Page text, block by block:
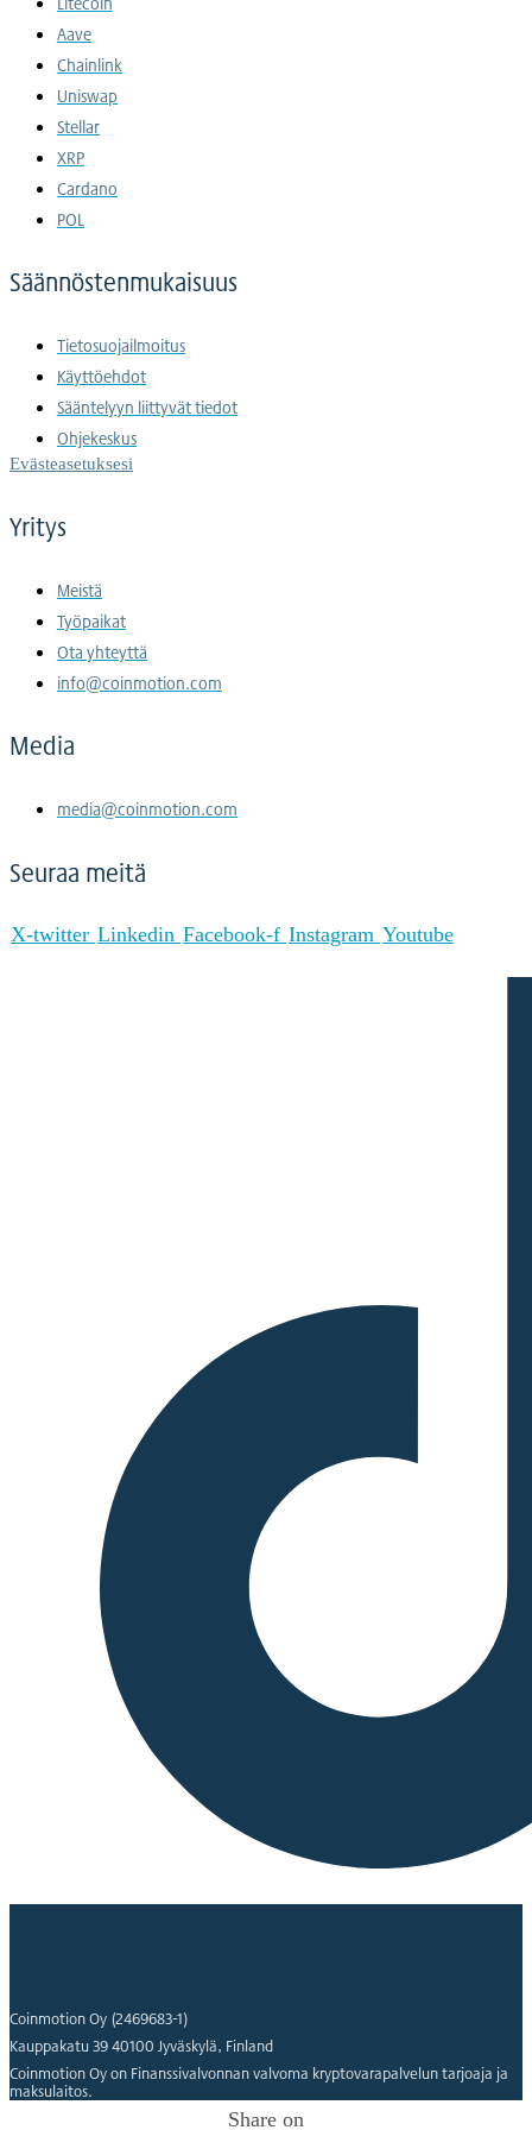
Aave
Chainlink
Uniswap
Stellar
XRP
Cardano
POL
Säännöstenmukaisuus
Tietosuojailmoitus
Käyttöehdot
Sääntelyyn liittyvät tiedot
Ohjekeskus
Evästeasetuksesi
Yritys
Meistä
Työpaikat
Ota yhteyttä
info@coinmotion.com
Media
media@coinmotion.com
Seuraa meitä
X-twitter Linkedin Facebook-f Instagram Youtube
Coinmotion Oy (2469683-1)
Kauppakatu 39 40100 Jyväskylä, Finland
Coinmotion Oy on Finanssivalvonnan valvoma kryptovarapalvelun tarjoaja ja
maksulaitos.
Share on